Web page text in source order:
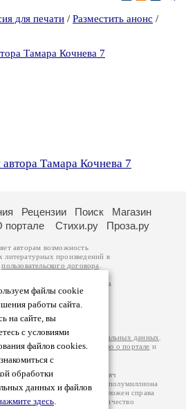
для печати / Разместить анонс /
Тамара Кочнева 7
Тамара Кочнева 7
файлы cookie
работы сайта.
на сайте, вы
с условиями
файлов cookies.
с
обработки
данных и файлов
здесь.
Рецензии Поиск
Магазин
портале Стихи.ру Проза.ру
авторам возможность
литературных произведений в
пользовательского договора
принадлежат авторам
произведений возможна
к которому вы можете
Ответственность за
самостоятельно на
изаконодательства
Политики обработки персональных данных
более подробнуюинформацию о портале и
Проза.ру – порядка 100 тысяч
сумме просматривают более полумиллиона
который расположен справа
указано по две цифры: количество